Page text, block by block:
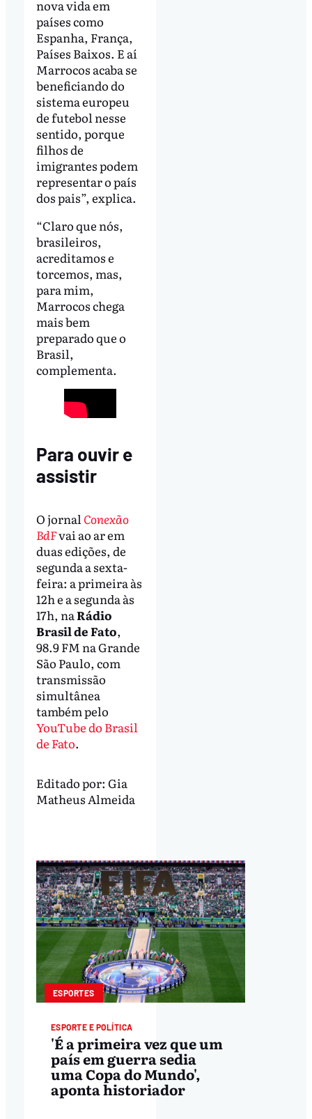
nova vida em
países como
Espanha, França,
Países Baixos. E aí
Marrocos acaba se
beneficiando do
sistema europeu
de futebol nesse
sentido, porque
filhos de
imigrantes podem
representar o país
dos pais”, explica.
“Claro que nós,
brasileiros,
acreditamos e
torcemos, mas,
para mim,
Marrocos chega
mais bem
preparado que o
Brasil,
complementa.
Para ouvir e
assistir
O jornal Conexão
BdFvai ao ar em
duas edições, de
segunda a sexta-
feira: a primeira às
12h e a segunda às
17h, naRádio
Brasil de Fato,
98.9 FM na Grande
São Paulo, com
transmissão
simultânea
também pelo
YouTube do Brasil
de Fato.
Editado por: Gia
Matheus Almeida
ESPORTES
ESPORTE E POLÍTICA
'É a primeira vez que um
país em guerra sedia
uma Copa do Mundo',
aponta historiador